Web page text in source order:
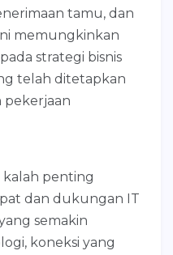
tamu, dan
memungkinkan
strategi bisnis
telah ditetapkan
pekerjaan
kalah penting
dan dukungan IT
semakin
koneksi yang